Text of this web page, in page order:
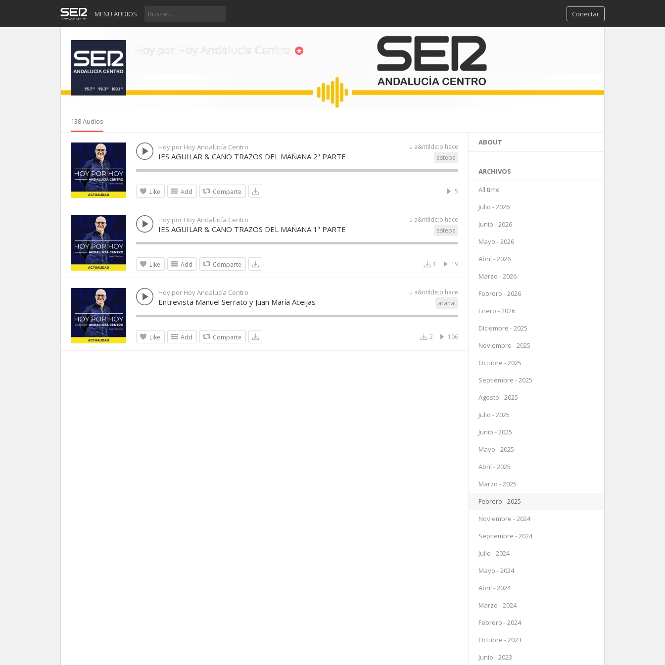
MENU AUDIOS Conectar
Hoy por Hoy Andalucía Centro
138 Audios
u a&ntilde;o hace
Hoy por Hoy Andalucía Centro
estepa
IES AGUILAR & CANO TRAZOS DEL MAÑANA 2ª PARTE
Like Add Comparte 5
u a&ntilde;o hace
Hoy por Hoy Andalucía Centro
estepa
IES AGUILAR & CANO TRAZOS DEL MAÑANA 1ª PARTE
Like Add Comparte 19
1
u a&ntilde;o hace
Hoy por Hoy Andalucía Centro
arahal
Entrevista Manuel Serrato y Juan María Aceijas
Like Add Comparte 106
2
ABOUT
ARCHIVOS
All time
Julio - 2026
Junio - 2026
Mayo - 2026
Abril - 2026
Marzo - 2026
Febrero - 2026
Enero - 2026
Diciembre - 2025
Noviembre - 2025
Octubre - 2025
Septiembre - 2025
Agosto - 2025
Julio - 2025
Junio - 2025
Mayo - 2025
Abril - 2025
Marzo - 2025
Febrero - 2025
Noviembre - 2024
Septiembre - 2024
Julio - 2024
Mayo - 2024
Abril - 2024
Marzo - 2024
Febrero - 2024
Octubre - 2023
Junio - 2023